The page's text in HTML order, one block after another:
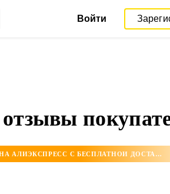
Войти
СЕРЬГИ НА АЛИЭКСПРЕСС С БЕСПЛАТНОЙ ДОСТАВКОЙ